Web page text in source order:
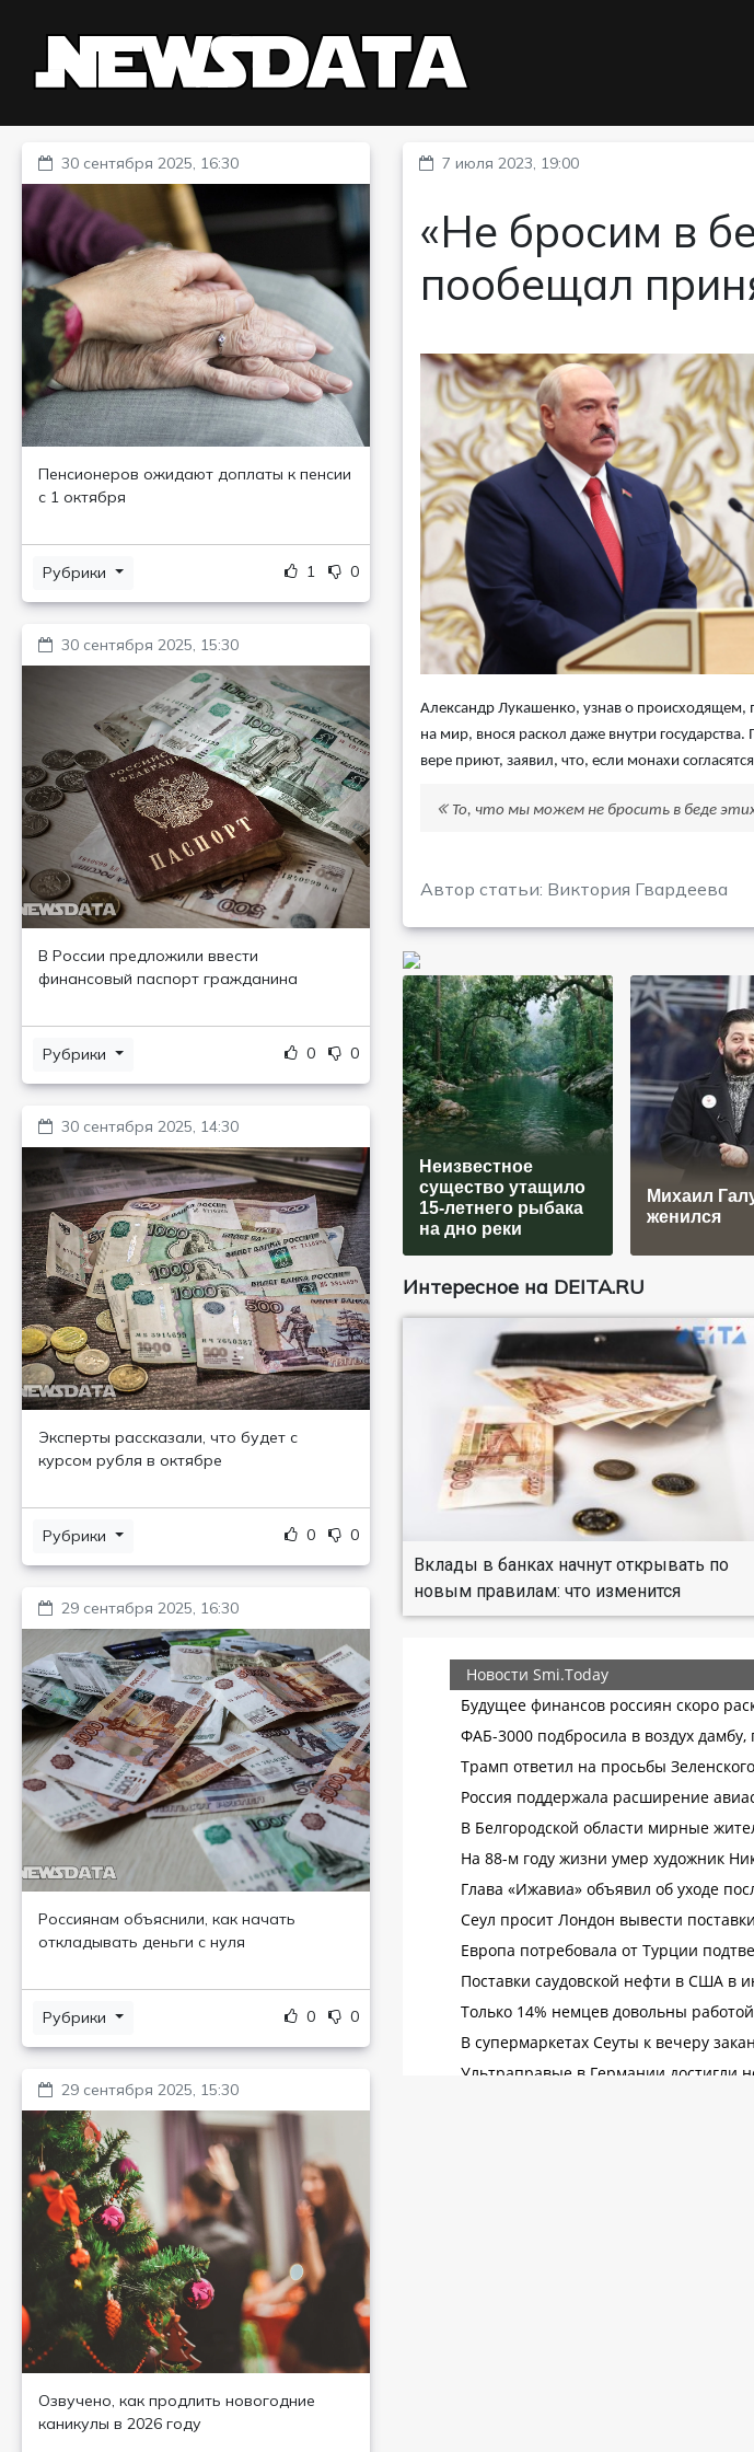
30 сентября 2025, 16:30
Пенсионеров ожидают доплаты к пенсии
с 1 октября
Рубрики 1 0
30 сентября 2025, 15:30
В России предложили ввести
финансовый паспорт гражданина
Рубрики 0 0
30 сентября 2025, 14:30
Эксперты рассказали, что будет с
курсом рубля в октябре
Рубрики 0 0
29 сентября 2025, 16:30
Россиянам объяснили, как начать
откладывать деньги с нуля
Рубрики 0 0
29 сентября 2025, 15:30
Озвучено, как продлить новогодние
каникулы в 2026 году
7 июля 2023, 19:00
«Не бросим в
пообещал
Александр Лукашенко, узнав о происходящем,
на мир, внося раскол даже внутри
вере приют, заявил, что, если монахи
То, что мы можем не бросить в беде
Автор статьи: Виктория Гвардеева
Неизвестное
существо утащило
15-летнего рыбака
на дно реки
Михаил
женился
Интересное на DEITA.RU
Вклады в банках начнут открывать по
новым правилам: что изменится